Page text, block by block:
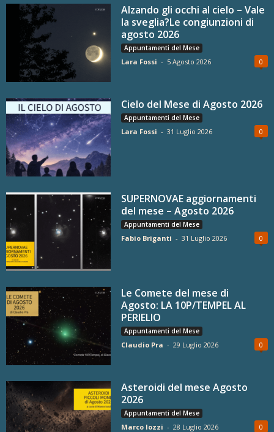
Alzando gli occhi al cielo – Vale
la sveglia?Le congiunzioni di
agosto 2026
Appuntamenti del Mese
Lara Fossi - 5 Agosto 2026 0
Cielo del Mese di Agosto 2026
Appuntamenti del Mese
Lara Fossi - 31 Luglio 2026 0
SUPERNOVAE aggiornamenti
del mese – Agosto 2026
Appuntamenti del Mese
Fabio Briganti - 31 Luglio 2026 0
Le Comete del mese di
Agosto: LA 10P/TEMPEL AL
PERIELIO
Appuntamenti del Mese
Claudio Pra - 29 Luglio 2026 0
Asteroidi del mese Agosto
2026
Appuntamenti del Mese
Marco Iozzi - 28 Luglio 2026 0